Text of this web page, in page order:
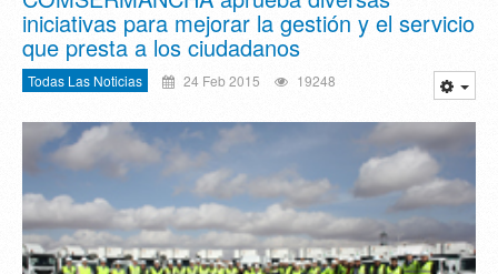
iniciativas para mejorar la gestión y el servicio
que presta a los ciudadanos
Todas Las Noticias 24 Feb 2015 19248